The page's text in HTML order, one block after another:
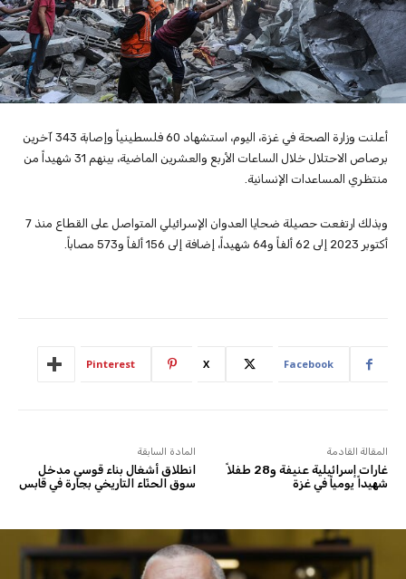
أعلنت وزارة الصحة في غزة، اليوم، استشهاد 60 فلسطينياً وإصابة 343 آخرين
برصاص الاحتلال خلال الساعات الأربع والعشرين الماضية، بينهم 31 شهيداً من
منتظري المساعدات الإنسانية.
وبذلك ارتفعت حصيلة ضحايا العدوان الإسرائيلي المتواصل على القطاع منذ 7
أكتوبر 2023 إلى 62 ألفاً و64 شهيداً، إضافة إلى 156 ألفاً و573 مصاباً.
Facebook
X
Pinterest
المادة السابقة
انطلاق أشغال بناء قوسي مدخل
سوق الحنّاء التاريخي بجارة في قابس
المقالة القادمة
غارات إسرائيلية عنيفة و28 طفلاً
شهيداً يومياً في غزة